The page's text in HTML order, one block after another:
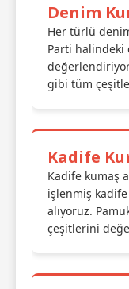
Denim
Her türlü
Parti halindeki
gibi tüm
Kadife
Kadife kumaş
işlenmiş kadife
alıyoruz.
çeşitlerini